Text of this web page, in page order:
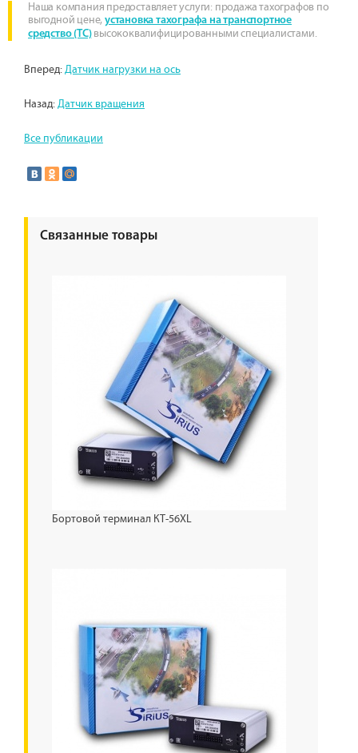
Наша компания предоставляет услуги: продажа тахографов по
выгодной цене,установка тахографа на транспортное
средство (ТС)высококвалифицированными специалистами.
Вперед:Датчик нагрузки на ось
Назад:Датчик вращения
Все публикации
Связанные товары
Бортовой терминал КТ-56XL